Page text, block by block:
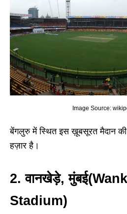
Image Source:
बेंगलुरु में स्थित इस ख़ूबसूरत मैदान की
हज़ार है।
2. वानखेड़े,
Stadium)